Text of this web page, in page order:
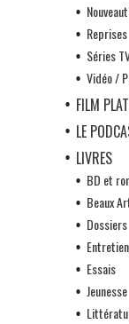
Reprises
Séries
Vidéo /
FILM
LE
LIVRES
BD et
Beaux
Dossiers
Essais
Jeunesse